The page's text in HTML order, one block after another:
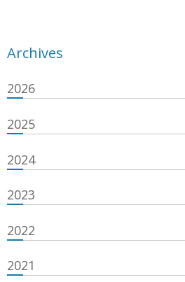
Archives
2026
2025
2024
2023
2022
2021